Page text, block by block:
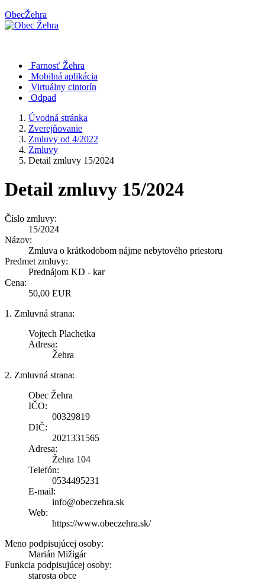
ObecŽehra
Farnosť Žehra
Mobilná aplikácia
Virtuálny cintorín
Odpad
Úvodná stránka
Zverejňovanie
Zmluvy od 4/2022
Zmluvy
Detail zmluvy 15/2024
Detail zmluvy 15/2024
Číslo zmluvy:
15/2024
Názov:
Zmluva o krátkodobom nájme nebytového priestoru
Predmet zmluvy:
Prednájom KD - kar
Cena:
50,00 EUR
1. Zmluvná strana:
Vojtech Plachetka
Adresa:
Žehra
2. Zmluvná strana:
Obec Žehra
IČO:
00329819
DIČ:
2021331565
Adresa:
Žehra 104
Telefón:
0534495231
E-mail:
info@obeczehra.sk
Web:
https://www.obeczehra.sk/
Meno podpisujúcej osoby:
Marián Mižigár
Funkcia podpisujúcej osoby:
starosta obce